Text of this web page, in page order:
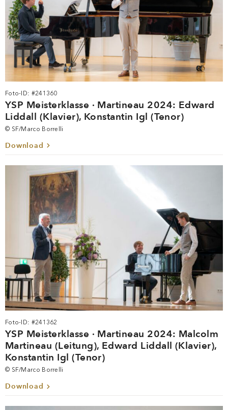
Foto-ID: #241360
YSP Meisterklasse · Martineau 2024: Edward
Liddall (Klavier), Konstantin Igl (Tenor)
© SF/Marco Borrelli
Download
Foto-ID: #241362
YSP Meisterklasse · Martineau 2024: Malcolm
Martineau (Leitung), Edward Liddall (Klavier),
Konstantin Igl (Tenor)
© SF/Marco Borrelli
Download